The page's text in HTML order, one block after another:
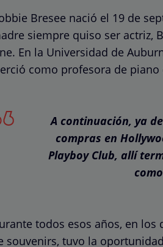
Bresee nació el 19 de
siempre quiso ser actriz,
En la Universidad de
como profesora de
A continuación, ya
compras en
Playboy Club, allí
todos esos años, en
souvenirs, tuvo la